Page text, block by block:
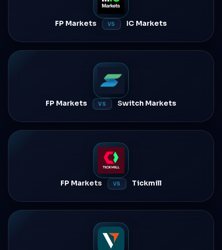
FP Markets VS IC Markets
FP Markets VS Switch Markets
FP Markets VS Tickmill